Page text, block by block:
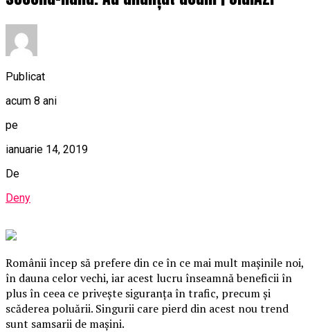
Publicat
acum 8 ani
pe
ianuarie 14, 2019
De
Deny
Românii încep să prefere din ce în ce mai mult maşinile noi,
în dauna celor vechi, iar acest lucru înseamnă beneficii în
plus în ceea ce priveşte siguranţa în trafic, precum şi
scăderea poluării. Singurii care pierd din acest nou trend
sunt samsarii de maşini.